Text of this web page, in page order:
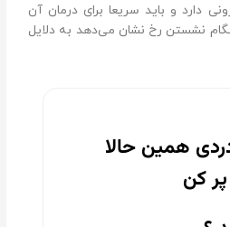
دارد و باید سریعا برای درمان آن
هنگام نشستن رخ نشان می‌دهد به دلایل